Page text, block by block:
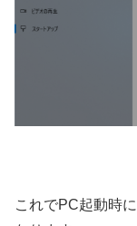
これでPC起動時